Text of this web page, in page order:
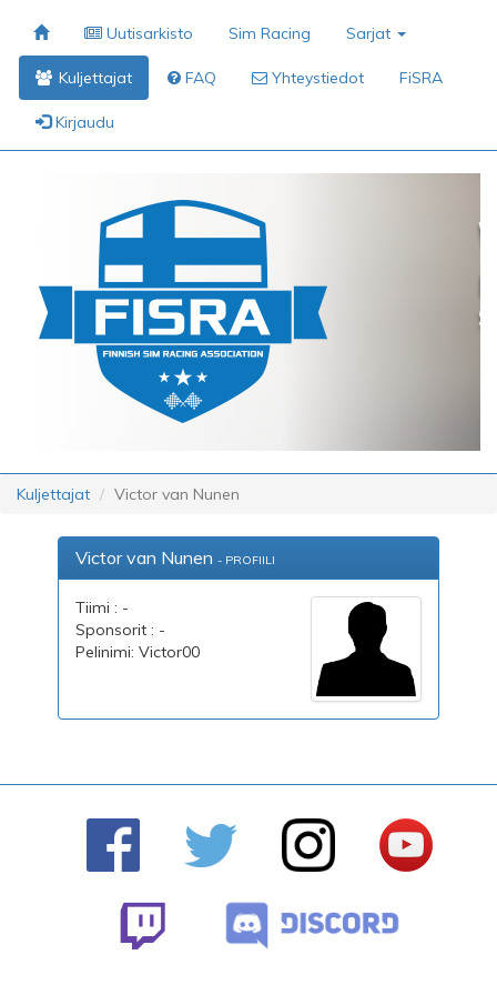
Uutisarkisto Sim Racing Sarjat
Kuljettajat FAQ Yhteystiedot FiSRA
Kirjaudu
Kuljettajat Victor van Nunen
Victor van Nunen - PROFIILI
Tiimi : -
Sponsorit : -
Pelinimi: Victor00